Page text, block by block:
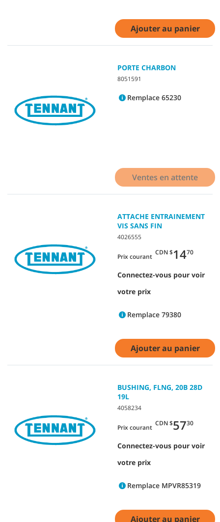
Ajouter au panier
PORTE CHARBON
8051591
Remplace 65230
Ventes en attente
ATTACHE ENTRAINEMENT
VIS SANS FIN
4026555
Prix courant
CDN $1470
Connectez-vous pour voir
votre prix
Remplace 79380
Ajouter au panier
BUSHING, FLNG, 20B 28D
19L
4058234
Prix courant
CDN $5730
Connectez-vous pour voir
votre prix
Remplace MPVR85319
Ajouter au panier